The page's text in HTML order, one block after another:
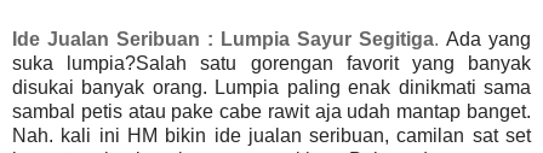
Ide Jualan Seribuan : Lumpia Sayur Segitiga. Ada yang
suka lumpia?Salah satu gorengan favorit yang banyak
disukai banyak orang. Lumpia paling enak dinikmati sama
sambal petis atau pake cabe rawit aja udah mantap banget.
Nah. kali ini HM bikin ide jualan seribuan, camilan sat set